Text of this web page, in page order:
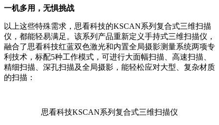
一机多用，无惧挑战
以上这些特殊需求，思看科技的KSCAN系列复合式三维扫描
仪，都能轻易满足。该系列产品重新定义手持式三维扫描仪，
融合了思看科技红蓝双色激光和内置全局摄影测量系统两项专
利技术，标配5种工作模式，可进行大面幅扫描、高速扫描、
精细扫描、深孔扫描及全局摄影，能轻松应对大型、复杂材质
的扫描：
思看科技KSCAN系列复合式三维扫描仪